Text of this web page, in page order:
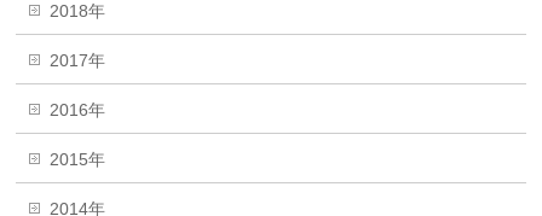
2018年
2017年
2016年
2015年
2014年